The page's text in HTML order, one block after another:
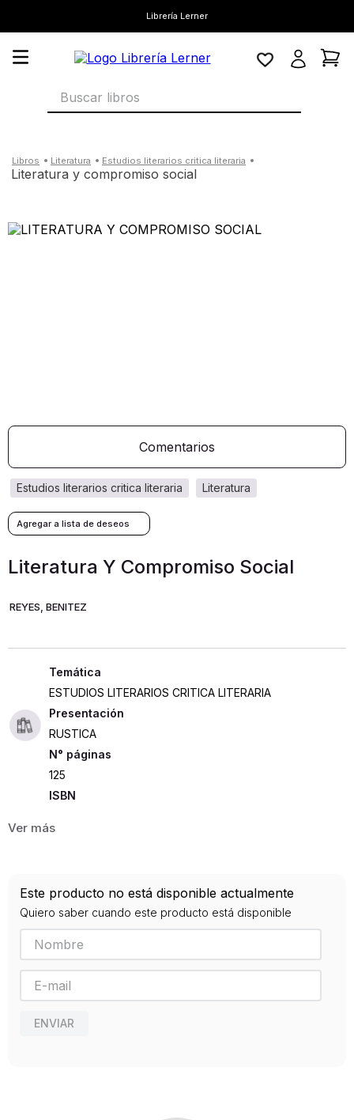
Librería Lerner
Buscar libros
literatura estudios literarios critica literaria
literatura y compromiso social
Comentarios
literatura
estudios literarios critica literaria
Literatura Y Compromiso Social
REYES, BENITEZ
ESTUDIOS LITERARIOS CRITICA LITERARIA
Presentación
RUSTICA
125
ISBN
Editorial
0
Este producto no está disponible actualmente
Quiero saber cuando este producto está disponible
ENVIAR